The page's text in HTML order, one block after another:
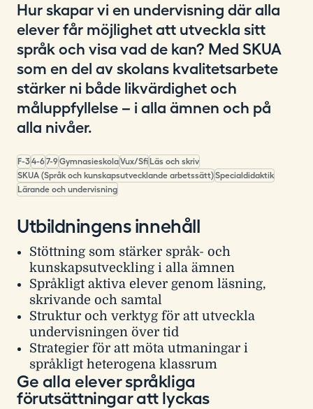
Hur skapar vi en undervisning där alla
elever får möjlighet att utveckla sitt
språk och visa vad de kan? Med SKUA
som en del av skolans kvalitetsarbete
stärker ni både likvärdighet och
måluppfyllelse – i alla ämnen och på
alla nivåer.
F-34-67-9GymnasieskolaVux/Sfi Läs och skriv
SKUA (Språk och kunskapsutvecklande arbetssätt)Specialdidaktik
Lärande och undervisning
Utbildningens innehåll
Stöttning som stärker språk- och
kunskapsutveckling i alla ämnen
Språkligt aktiva elever genom läsning,
skrivande och samtal
Struktur och verktyg för att utveckla
undervisningen över tid
Strategier för att möta utmaningar i
språkligt heterogena klassrum
Ge alla elever språkliga
förutsättningar att lyckas